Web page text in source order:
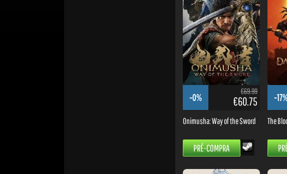
-0%
€69.99
€60.75
Onimusha: Way of the Sword
PRÉ-COMPRA
-
The